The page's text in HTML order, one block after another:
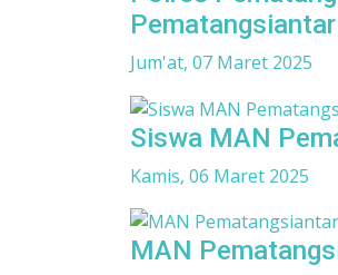
Pematangsiantar
Jum'at, 07 Maret 2025
Siswa MAN
Kamis, 06 Maret 2025
MAN